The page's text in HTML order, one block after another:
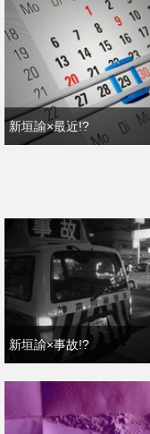
新垣諭×最近!?
新垣諭×事故!?